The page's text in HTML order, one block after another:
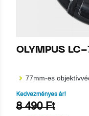
OLYMPUS
77mm-es
Kedvezményes ár!
8 490 Ft